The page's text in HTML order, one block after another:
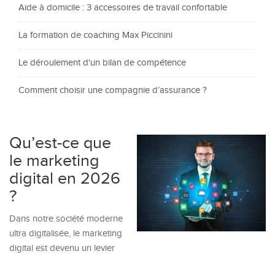
Aide à domicile : 3 accessoires de travail confortable
La formation de coaching Max Piccinini
Le déroulement d'un bilan de compétence
Comment choisir une compagnie d’assurance ?
Qu’est-ce que
le marketing
digital en 2026
?
Dans notre société moderne
ultra digitalisée, le marketing
digital est devenu un levier